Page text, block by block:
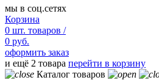
мы в соц.сетях
Корзина
0 шт. товаров /
0 руб.
оформить заказ
и ещё 2 товара перейти в корзину
Каталог товаров